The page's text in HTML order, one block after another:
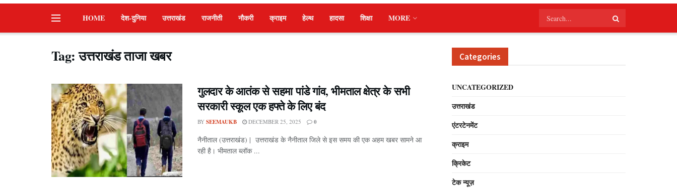
HOME देश-दुनिया उत्तराखंड राजनीती नौकरी क्राइम हेल्थ हादसा शिक्षा MORE
Tag:उत्तराखंड ताजा खबर
गुलदार के आतंक से सहमा पांडे गांव, भीमताल क्षेत्र के सभी
सरकारी स्कूल एक हफ्ते के लिए बंद
BY SEEMAUKB DECEMBER 25, 2025 0
नैनीताल (उत्तराखंड) | उत्तराखंड के नैनीताल जिले से इस समय की एक अहम खबर सामने आ
रही है। भीमताल ब्लॉक ...
Categories
UNCATEGORIZED
उत्तराखंड
एंटरटेनमेंट
क्राइम
क्रिकेट
टेक न्यूज़